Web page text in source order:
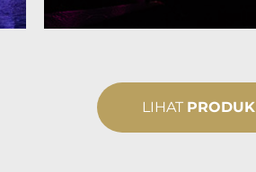
LIHAT PRODUK